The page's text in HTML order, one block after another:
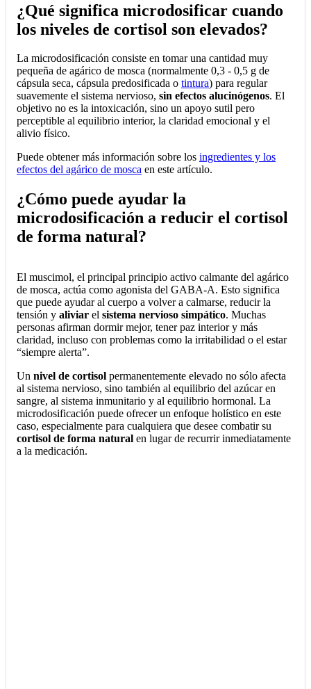
¿Qué significa microdosificar cuando
los niveles de cortisol son elevados?
La microdosificación consiste en tomar una cantidad muy
pequeña de agárico de mosca (normalmente 0,3 - 0,5 g de
cápsula seca, cápsula predosificada o tintura) para regular
suavemente el sistema nervioso, sin efectos alucinógenos. El
objetivo no es la intoxicación, sino un apoyo sutil pero
perceptible al equilibrio interior, la claridad emocional y el
alivio físico.
Puede obtener más información sobre los ingredientes y los
efectos del agárico de mosca en este artículo.
¿Cómo puede ayudar la
microdosificación a reducir el cortisol
de forma natural?
El muscimol, el principal principio activo calmante del agárico
de mosca, actúa como agonista del GABA-A. Esto significa
que puede ayudar al cuerpo a volver a calmarse, reducir la
tensión y aliviar el sistema nervioso simpático. Muchas
personas afirman dormir mejor, tener paz interior y más
claridad, incluso con problemas como la irritabilidad o el estar
“siempre alerta”.
Un nivel de cortisol permanentemente elevado no sólo afecta
al sistema nervioso, sino también al equilibrio del azúcar en
sangre, al sistema inmunitario y al equilibrio hormonal. La
microdosificación puede ofrecer un enfoque holístico en este
caso, especialmente para cualquiera que desee combatir su
cortisol de forma natural en lugar de recurrir inmediatamente
a la medicación.